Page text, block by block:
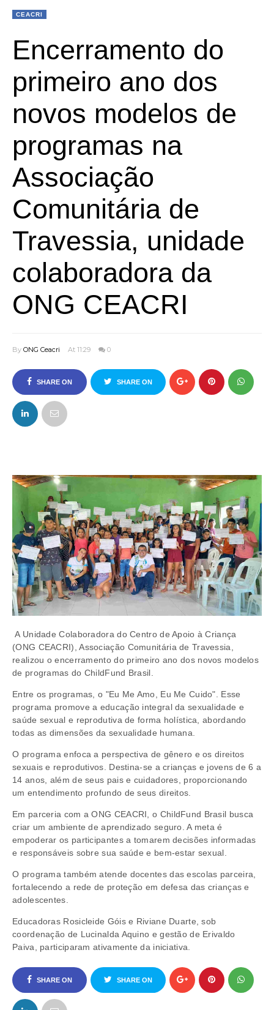
CEACRI
Encerramento do
primeiro ano dos
novos modelos de
programas na
Associação
Comunitária de
Travessia, unidade
colaboradora da
ONG CEACRI
By ONG Ceacri At 11:29 0
SHARE ON
FACEBOOK
SHARE ON
A Unidade Colaboradora do Centro de Apoio à Criança
(ONG CEACRI), Associação Comunitária de Travessia,
realizou o encerramento do primeiro ano dos novos modelos
de programas do ChildFund Brasil.
Entre os programas, o "Eu Me Amo, Eu Me Cuido". Esse
programa promove a educação integral da sexualidade e
saúde sexual e reprodutiva de forma holística, abordando
todas as dimensões da sexualidade humana.
O programa enfoca a perspectiva de gênero e os direitos
sexuais e reprodutivos. Destina-se a crianças e jovens de 6 a
14 anos, além de seus pais e cuidadores, proporcionando
um entendimento profundo de seus direitos.
Em parceria com a ONG CEACRI, o ChildFund Brasil busca
criar um ambiente de aprendizado seguro. A meta é
empoderar os participantes a tomarem decisões informadas
e responsáveis sobre sua saúde e bem-estar sexual.
O programa também atende docentes das escolas parceira,
fortalecendo a rede de proteção em defesa das crianças e
adolescentes.
Educadoras Rosicleide Góis e Riviane Duarte, sob
coordenação de Lucinalda Aquino e gestão de Erivaldo
Paiva, participaram ativamente da iniciativa.
SHARE ON
FACEBOOK
SHARE ON